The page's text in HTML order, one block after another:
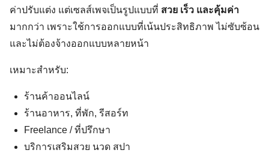
ค่าปรับแต่ง แต่เซลส์เพจเป็นรูปแบบที่ สวย เร็ว และคุ้มค่า
มากกว่า เพราะใช้การออกแบบที่เน้นประสิทธิภาพ ไม่ซับซ้อน
และไม่ต้องจ้างออกแบบหลายหน้า
เหมาะสำหรับ:
ร้านค้าออนไลน์
ร้านอาหาร, ที่พัก, รีสอร์ท
Freelance / ที่ปรึกษา
บริการเสริมสวย นวด สปา